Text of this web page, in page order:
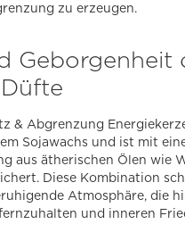
zu erzeugen.
Geborgenheit
& Abgrenzung
Sojawachs und ist mit
aus ätherischen Ölen wie
Diese Kombination
Atmosphäre, die
und inneren